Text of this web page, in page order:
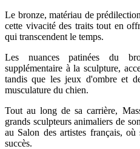
Le bronze, matériau de
cette vivacité des traits tout en
qui transcendent le temps.
Les nuances patinées du
supplémentaire à la sculpture,
tandis que les jeux d'ombre et
musculature du chien.
Tout au long de sa carrière,
grands sculpteurs animaliers de
au Salon des artistes français,
succès.